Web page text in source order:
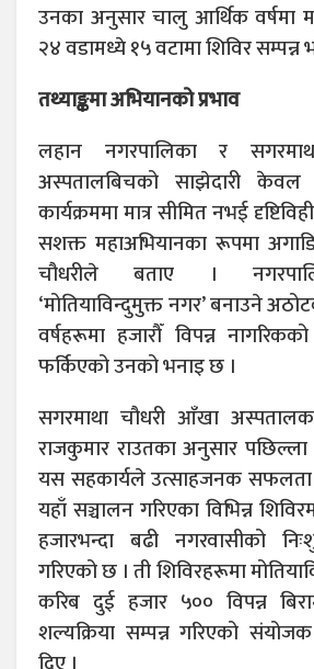
उनका अनुसार चालु आर्थिक वर्षमा
२४ वडामध्ये १५ वटामा शिविर
तथ्याङ्कमा अभियानको प्रभाव
लहान नगरपालिका र
अस्पतालबिचको साझेदारी
कार्यक्रममा मात्र सीमित नभई
सशक्त महाअभियानका रूपमा
चौधरीले बताए ।
‘मोतियाविन्दुमुक्त नगर’ बनाउने
वर्षहरूमा हजारौँ विपन्न
फर्किएको उनको भनाइ छ ।
सगरमाथा चौधरी आँखा
राजकुमार राउतका अनुसार पछिल्ला
यस सहकार्यले उत्साहजनक सफलता
यहाँ सञ्चालन गरिएका विभिन्न
हजारभन्दा बढी नगरवासीको
गरिएको छ । ती शिविरहरूमा
करिब दुई हजार ५०० विपन्न
शल्यक्रिया सम्पन्न गरिएको